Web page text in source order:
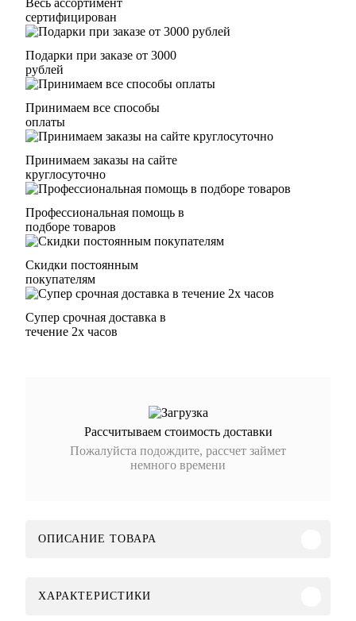
Весь ассортимент
сертифицирован
Подарки при заказе от 3000
рублей
Принимаем все способы
оплаты
Принимаем заказы на сайте
круглосуточно
Профессиональная помощь в
подборе товаров
Скидки постоянным
покупателям
Супер срочная доставка в
течение 2х часов
Рассчитываем стоимость доставки
Пожалуйста подождите, рассчет займет
немного времени
ОПИСАНИЕ ТОВАРА
ХАРАКТЕРИСТИКИ